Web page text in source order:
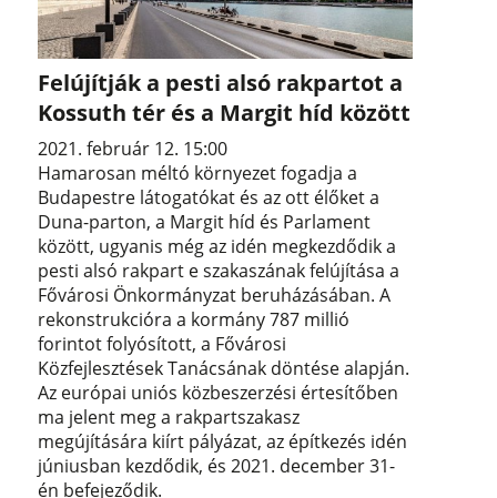
Felújítják a pesti alsó rakpartot a
Kossuth tér és a Margit híd között
2021. február 12. 15:00
Hamarosan méltó környezet fogadja a
Budapestre látogatókat és az ott élőket a
Duna-parton, a Margit híd és Parlament
között, ugyanis még az idén megkezdődik a
pesti alsó rakpart e szakaszának felújítása a
Fővárosi Önkormányzat beruházásában. A
rekonstrukcióra a kormány 787 millió
forintot folyósított, a Fővárosi
Közfejlesztések Tanácsának döntése alapján.
Az európai uniós közbeszerzési értesítőben
ma jelent meg a rakpartszakasz
megújítására kiírt pályázat, az építkezés idén
júniusban kezdődik, és 2021. december 31-
én befejeződik.